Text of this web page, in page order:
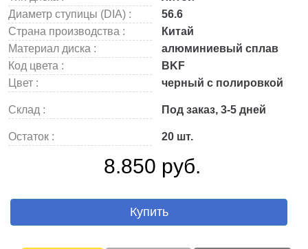
Диаметр ступицы (DIA) :
56.6
Страна производства :
Китай
Материал диска :
алюминиевый сплав
Код цвета :
BKF
Цвет :
черный с полировкой
Склад : Под заказ, 3-5 дней
Остаток : 20 шт.
8.850 руб.
Купить